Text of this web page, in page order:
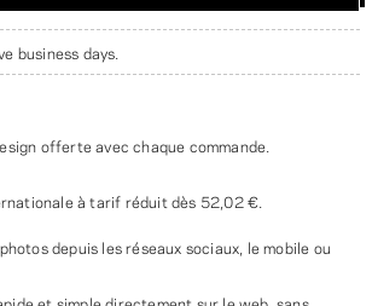
business days.
offerte avec chaque commande.
à tarif réduit dès 52,02 €
depuis les réseaux sociaux, le mobile ou